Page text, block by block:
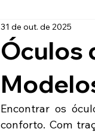
Óculos
31 de out. de 2025
Encontrar os
conforto. Com